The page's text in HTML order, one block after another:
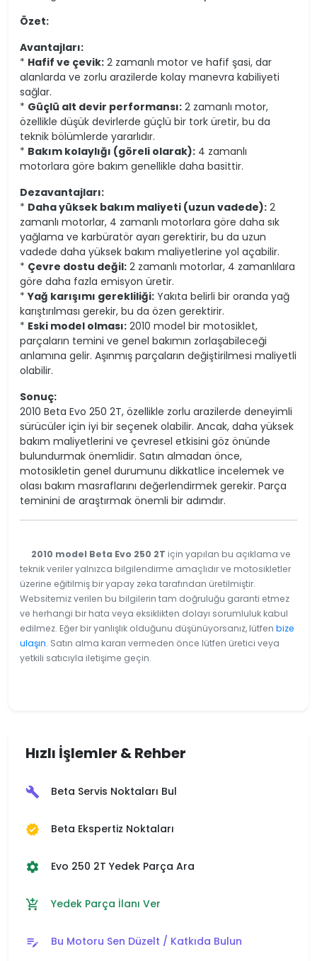
Özet:
Avantajları:
* Hafif ve çevik: 2 zamanlı motor ve hafif şasi, dar
alanlarda ve zorlu arazilerde kolay manevra kabiliyeti
sağlar.
* Güçlü alt devir performansı: 2 zamanlı motor,
özellikle düşük devirlerde güçlü bir tork üretir, bu da
teknik bölümlerde yararlıdır.
* Bakım kolaylığı (göreli olarak): 4 zamanlı
motorlara göre bakım genellikle daha basittir.
Dezavantajları:
* Daha yüksek bakım maliyeti (uzun vadede): 2
zamanlı motorlar, 4 zamanlı motorlara göre daha sık
yağlama ve karbüratör ayarı gerektirir, bu da uzun
vadede daha yüksek bakım maliyetlerine yol açabilir.
* Çevre dostu değil: 2 zamanlı motorlar, 4 zamanlılara
göre daha fazla emisyon üretir.
*Yağ karışımı gerekliliği: Yakıta belirli bir oranda yağ
karıştırılması gerekir, bu da özen gerektirir.
* Eski model olması: 2010 model bir motosiklet,
parçaların temini ve genel bakımın zorlaşabileceği
anlamına gelir. Aşınmış parçaların değiştirilmesi maliyetli
olabilir.
Sonuç:
2010 Beta Evo 250 2T, özellikle zorlu arazilerde deneyimli
sürücüler için iyi bir seçenek olabilir. Ancak, daha yüksek
bakım maliyetlerini ve çevresel etkisini göz önünde
bulundurmak önemlidir. Satın almadan önce,
motosikletin genel durumunu dikkatlice incelemek ve
olası bakım masraflarını değerlendirmek gerekir. Parça
teminini de araştırmak önemli bir adımdır.
2010 model Beta Evo 250 2T için yapılan bu açıklama ve
teknik veriler yalnızca bilgilendirme amaçlıdır ve motosikletler
üzerine eğitilmiş bir yapay zeka tarafından üretilmiştir.
Websitemiz verilen bu bilgilerin tam doğruluğu garanti etmez
ve herhangi bir hata veya eksiklikten dolayı sorumluluk kabul
edilmez. Eğer bir yanlışlık olduğunu düşünüyorsanız, lütfen bize
ulaşın. Satın alma kararı vermeden önce lütfen üretici veya
yetkili satıcıyla iletişime geçin.
Hızlı İşlemler & Rehber
build Beta Servis Noktaları Bul
verified Beta Ekspertiz Noktaları
settings Evo 250 2T Yedek Parça Ara
add_shopping_cart Yedek Parça İlanı Ver
edit_note Bu Motoru Sen Düzelt / Katkıda Bulun